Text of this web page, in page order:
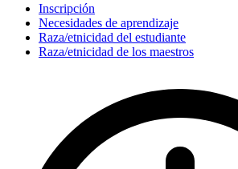
Inscripción
Necesidades de aprendizaje
Raza/etnicidad del estudiante
Raza/etnicidad de los maestros